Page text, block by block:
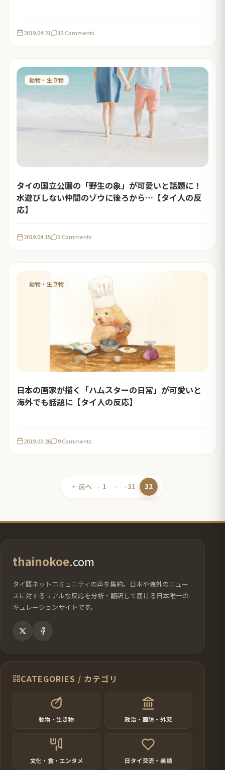
2019.04.21 13 Comments
動物・生き物
タイの国立公園の「野生の象」が可愛いと話題に！
水遊びしない仲間のゾウに後ろから…【タイ人の反
応】
2019.04.15 3 Comments
動物・生き物
日本の画家が描く「ハムスターの日常」が可愛いと
海外でも話題に【タイ人の反応】
2019.03.26 9 Comments
←前へ
ペ
1 …
ペ
31
ペ
32
thainokoe.com
タイ語ネットコミュニティの声を集約。日本や海外のニュー
スに対するリアルな反応を分析・翻訳して届ける日本唯一の
キュレーションサイトです。
CATEGORIES / カテゴリ
動物・生き物 政治・国防・外交
文化・食・エンタメ 日タイ交流・美談